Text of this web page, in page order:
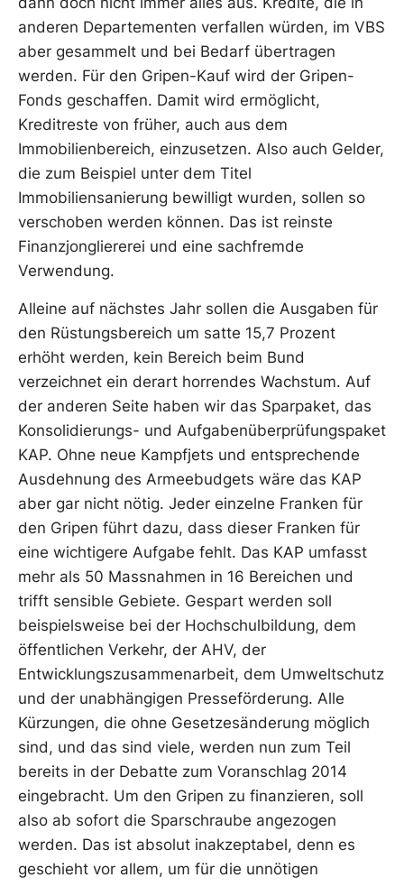
anderen Departementen verfallen würden, im VBS
aber gesammelt und bei Bedarf übertragen
werden. Für den Gripen-Kauf wird der Gripen-
Fonds geschaffen. Damit wird ermöglicht,
Kreditreste von früher, auch aus dem
Immobilienbereich, einzusetzen. Also auch Gelder,
die zum Beispiel unter dem Titel
Immobiliensanierung bewilligt wurden, sollen so
verschoben werden können. Das ist reinste
Finanzjongliererei und eine sachfremde
Verwendung.
Alleine auf nächstes Jahr sollen die Ausgaben für
den Rüstungsbereich um satte 15,7 Prozent
erhöht werden, kein Bereich beim Bund
verzeichnet ein derart horrendes Wachstum. Auf
der anderen Seite haben wir das Sparpaket, das
Konsolidierungs- und Aufgabenüberprüfungspaket
KAP. Ohne neue Kampfjets und entsprechende
Ausdehnung des Armeebudgets wäre das KAP
aber gar nicht nötig. Jeder einzelne Franken für
den Gripen führt dazu, dass dieser Franken für
eine wichtigere Aufgabe fehlt. Das KAP umfasst
mehr als 50 Massnahmen in 16 Bereichen und
trifft sensible Gebiete. Gespart werden soll
beispielsweise bei der Hochschulbildung, dem
öffentlichen Verkehr, der AHV, der
Entwicklungszusammenarbeit, dem Umweltschutz
und der unabhängigen Presseförderung. Alle
Kürzungen, die ohne Gesetzesänderung möglich
sind, und das sind viele, werden nun zum Teil
bereits in der Debatte zum Voranschlag 2014
eingebracht. Um den Gripen zu finanzieren, soll
also ab sofort die Sparschraube angezogen
werden. Das ist absolut inakzeptabel, denn es
geschieht vor allem, um für die unnötigen